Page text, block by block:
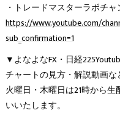
・トレードマスターラボチ
https://www.youtube.com/
sub_confirmation=1
▼よなよなFX・日経
チャートの見方・解説動画な
火曜日・木曜日は21時から
いいたします。